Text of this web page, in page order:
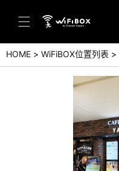
帮助／询问
帮助中心(日本语)
帮助中心(英语)
询问(日本语)
HOME WiFiBOX位置列表